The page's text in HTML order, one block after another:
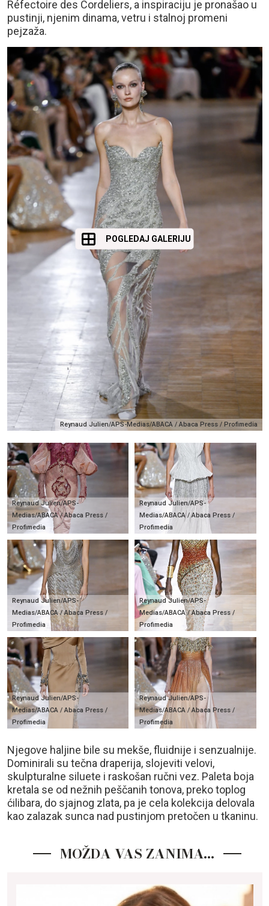
Réfectoire des Cordeliers, a inspiraciju je pronašao u
pustinji, njenim dinama, vetru i stalnoj promeni
pejzaža.
Reynaud Julien/APS-Medias/ABACA / Abaca Press / Profimedia
POGLEDAJ GALERIJU
Reynaud Julien/APS-
Medias/ABACA / Abaca Press /
Profimedia
Reynaud Julien/APS-
Medias/ABACA / Abaca Press /
Profimedia
Reynaud Julien/APS-
Medias/ABACA / Abaca Press /
Profimedia
Reynaud Julien/APS-
Medias/ABACA / Abaca Press /
Profimedia
Reynaud Julien/APS-
Medias/ABACA / Abaca Press /
Profimedia
Reynaud Julien/APS-
Medias/ABACA / Abaca Press /
Profimedia
Njegove haljine bile su mekše, fluidnije i senzualnije.
Dominirali su tečna draperija, slojeviti velovi,
skulpturalne siluete i raskošan ručni vez. Paleta boja
kretala se od nežnih peščanih tonova, preko toplog
ćilibara, do sjajnog zlata, pa je cela kolekcija delovala
kao zalazak sunca nad pustinjom pretočen u tkaninu.
MOŽDA VAS ZANIMA…